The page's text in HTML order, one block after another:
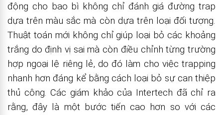
động cho bao bì không chỉ đánh giá đường trap
dựa trên màu sắc mà còn dựa trên loại đối tượng.
Thuật toán mới không chỉ giúp loại bỏ các khoảng
trắng do định vị sai mà còn điều chỉnh từng trường
hợp ngoại lệ riêng lẻ, do đó làm cho việc trapping
nhanh hơn đáng kể bằng cách loại bỏ sự can thiệp
thủ công. Các giám khảo của Intertech đã chỉ ra
rằng, đây là một bước tiến cao hơn so với các